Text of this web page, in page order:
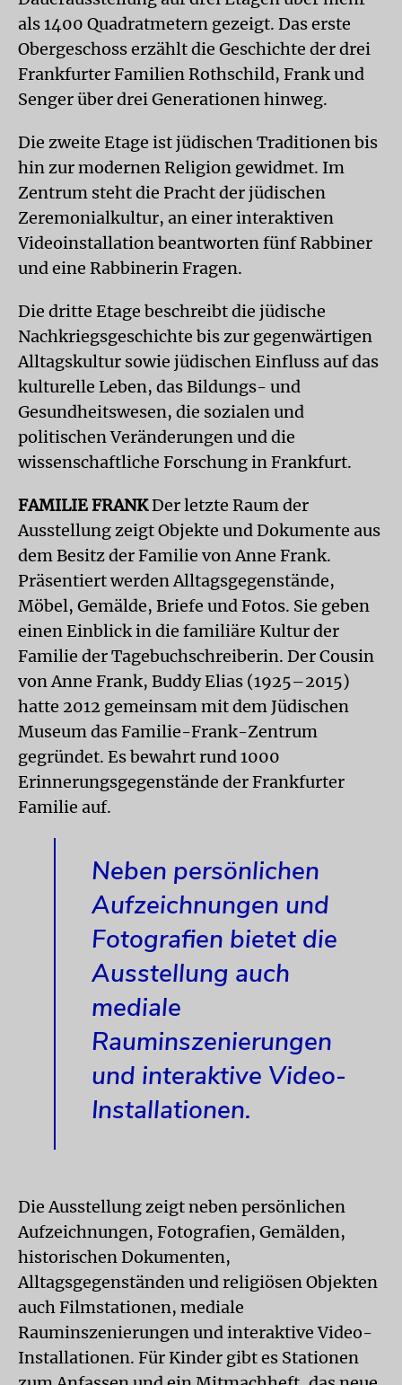
als 1400 Quadratmetern gezeigt. Das erste
Obergeschoss erzählt die Geschichte der drei
Frankfurter Familien Rothschild, Frank und
Senger über drei Generationen hinweg.
Die zweite Etage ist jüdischen Traditionen bis
hin zur modernen Religion gewidmet. Im
Zentrum steht die Pracht der jüdischen
Zeremonialkultur, an einer interaktiven
Videoinstallation beantworten fünf Rabbiner
und eine Rabbinerin Fragen.
Die dritte Etage beschreibt die jüdische
Nachkriegsgeschichte bis zur gegenwärtigen
Alltagskultur sowie jüdischen Einfluss auf das
kulturelle Leben, das Bildungs- und
Gesundheitswesen, die sozialen und
politischen Veränderungen und die
wissenschaftliche Forschung in Frankfurt.
FAMILIE FRANKDer letzte Raum der
Ausstellung zeigt Objekte und Dokumente aus
dem Besitz der Familie von Anne Frank.
Präsentiert werden Alltagsgegenstände,
Möbel, Gemälde, Briefe und Fotos. Sie geben
einen Einblick in die familiäre Kultur der
Familie der Tagebuchschreiberin. Der Cousin
von Anne Frank, Buddy Elias (1925–2015)
hatte 2012 gemeinsam mit dem Jüdischen
Museum das Familie-Frank-Zentrum
gegründet. Es bewahrt rund 1000
Erinnerungsgegenstände der Frankfurter
Familie auf.
Neben persönlichen
Aufzeichnungen und
Fotografien bietet die
Ausstellung auch
mediale
Rauminszenierungen
und interaktive Video-
Installationen.
Die Ausstellung zeigt neben persönlichen
Aufzeichnungen, Fotografien, Gemälden,
historischen Dokumenten,
Alltagsgegenständen und religiösen Objekten
auch Filmstationen, mediale
Rauminszenierungen und interaktive Video-
Installationen. Für Kinder gibt es Stationen